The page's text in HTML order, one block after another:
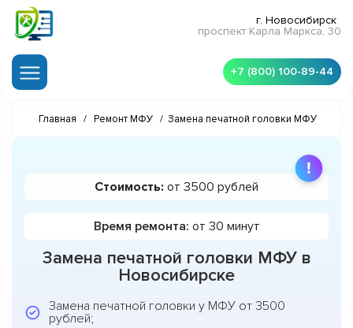
г. Новосибирск
проспект Карла Маркса, 30
+7 (800) 100-89-44
Главная / Ремонт МФУ / Замена печатной головки МФУ
Замена печатной головки МФУ в
Новосибирске
Замена печатной головки у МФУ от 3500
рублей;
Стоимость: от 3500 рублей
Время ремонта: от 30 минут